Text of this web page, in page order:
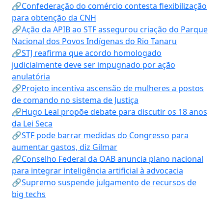
🔗Confederação do comércio contesta flexibilização
para obtenção da CNH
🔗Ação da APIB ao STF assegurou criação do Parque
Nacional dos Povos Indígenas do Rio Tanaru
🔗STJ reafirma que acordo homologado
judicialmente deve ser impugnado por ação
anulatória
🔗Projeto incentiva ascensão de mulheres a postos
de comando no sistema de Justiça
🔗Hugo Leal propõe debate para discutir os 18 anos
da Lei Seca
🔗STF pode barrar medidas do Congresso para
aumentar gastos, diz Gilmar
🔗Conselho Federal da OAB anuncia plano nacional
para integrar inteligência artificial à advocacia
🔗Supremo suspende julgamento de recursos de
big techs